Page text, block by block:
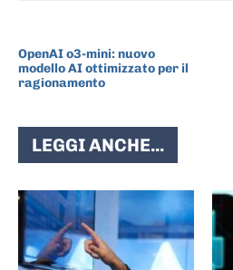
OpenAI o3-mini: nuovo
modello AI ottimizzato per il
ragionamento
LEGGI ANCHE...